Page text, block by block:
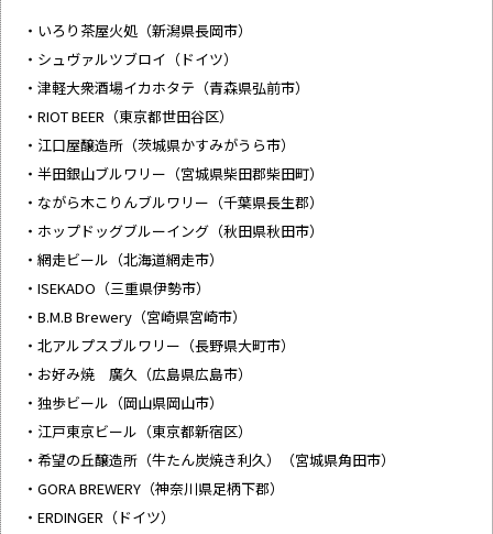
・いろり茶屋火処（新潟県長岡市）
・シュヴァルツブロイ（ドイツ）
・津軽大衆酒場イカホタテ（青森県弘前市）
・RIOT BEER（東京都世田谷区）
・江口屋醸造所（茨城県かすみがうら市）
・半田銀山ブルワリー（宮城県柴田郡柴田町）
・ながら木こりんブルワリー（千葉県長生郡）
・ホップドッグブルーイング（秋田県秋田市）
・網走ビール（北海道網走市）
・ISEKADO（三重県伊勢市）
・B.M.B Brewery（宮崎県宮崎市）
・北アルプスブルワリー（長野県大町市）
・お好み焼 廣久（広島県広島市）
・独歩ビール（岡山県岡山市）
・江戸東京ビール（東京都新宿区）
・希望の丘醸造所（牛たん炭焼き利久）（宮城県角田市）
・GORA BREWERY（神奈川県足柄下郡）
・ERDINGER（ドイツ）